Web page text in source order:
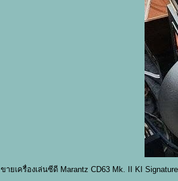
ขายเครื่องเล่นซีดี Marantz CD63 Mk. II KI